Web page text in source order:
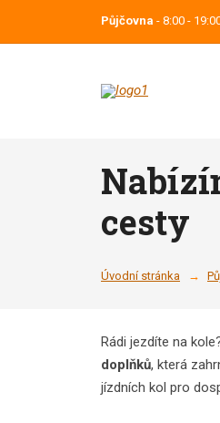
Půjčovna - 8:00 -
cesty
Úvodní stránka
Rádi jezdíte na
doplňků, která
jízdních kol pro